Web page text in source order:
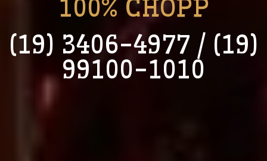
100% CHOPP
(19) 3406-4977 / (19)
99100-1010